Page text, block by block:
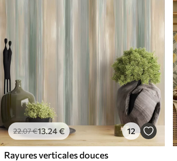
22.07€13.24€ 12
Rayures verticales douces